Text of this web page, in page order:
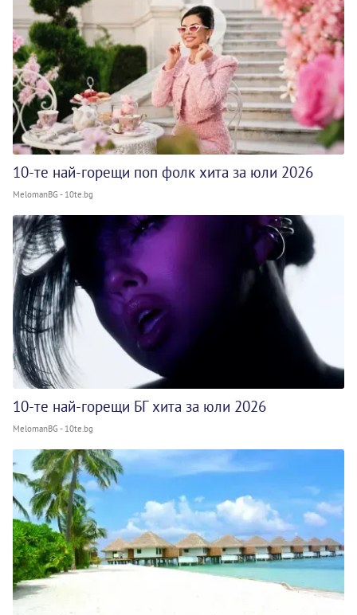
10-те най-горещи поп фолк хита за юли 2026
MelomanBG - 10te.bg
10-те най-горещи БГ хита за юли 2026
MelomanBG - 10te.bg